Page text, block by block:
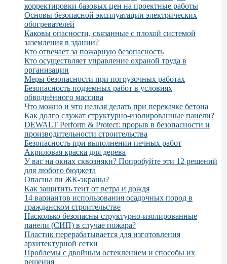
корректировки базовых цен на проектные работы
Основы безопасной эксплуатации электрических
обогревателей
Каковы опасности, связанные с плохой системой
заземления в здании?
Кто отвечает за пожарную безопасность
Кто осуществляет управление охраной труда в
организации
Меры безопасности при погрузочных работах
Безопасность подземных работ в условиях
обводнённого массива
Что можно и что нельзя делать при перекачке бетона
Как долго служат структурно-изолированные панели?
DEWALT Perform & Protect: прорыв в безопасности и
производительности строительства
Безопасность при выполнении печных работ
Акриловая краска для дерева
У вас на окнах сквозняки? Попробуйте эти 12 решений
для любого бюджета
Опасны ли ЖК-экраны?
Как защитить тент от ветра и дождя
14 вариантов использования осадочных пород в
гражданском строительстве
Насколько безопасны структурно-изолированные
панели (СИП) в случае пожара?
Пластик перерабатывается для изготовления
архитектурной сетки
Проблемы с двойным остеклением и способы их
решения